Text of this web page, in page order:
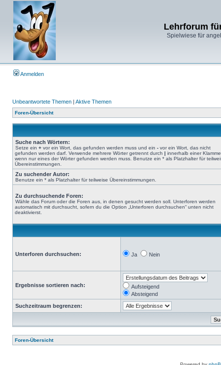
Lehrforum
Spielwiese für
Anmelden
Unbeantwortete Themen | Aktive Themen
Foren-Übersicht
Suche nach Wörtern:
Setze ein + vor ein Wort, das gefunden werden muss und ein - vor ein Wort, das nicht
gefunden werden darf. Verwende mehrere Wörter getrennt durch | innerhalb einer
wenn nur eines der Wörter gefunden werden muss. Benutze ein * als Platzhalter für
Übereinstimmungen.
Zu suchender Autor:
Benutze ein * als Platzhalter für teilweise Übereinstimmungen.
Zu durchsuchende Foren:
Wähle das Forum oder die Foren aus, in denen gesucht werden soll. Unterforen werden
automatisch mit durchsucht, sofern du die Option „Unterforen durchsuchen“ unten nicht
deaktivierst.
Unterforen durchsuchen: Ja Nein
Ergebnisse sortieren nach:
Aufsteigend
Absteigend
Suchzeitraum begrenzen:
Foren-Übersicht